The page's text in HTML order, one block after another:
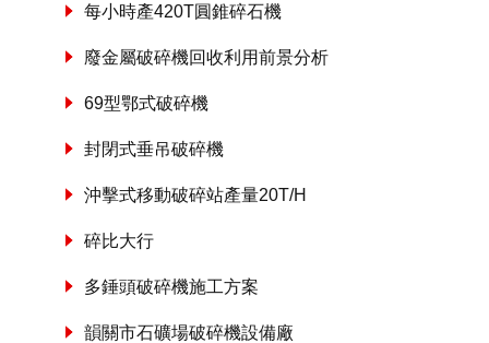
每小時產420T圓錐碎石機
廢金屬破碎機回收利用前景分析
69型鄂式破碎機
封閉式垂吊破碎機
沖擊式移動破碎站產量20T/H
碎比大行
多錘頭破碎機施工方案
韻關市石礦場破碎機設備廠